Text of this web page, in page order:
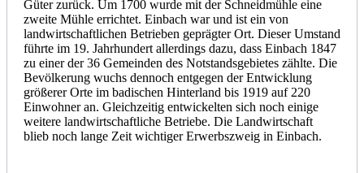
Güter zurück. Um 1700 wurde mit der Schneidmühle eine
zweite Mühle errichtet. Einbach war und ist ein von
landwirtschaftlichen Betrieben geprägter Ort. Dieser Umstand
führte im 19. Jahrhundert allerdings dazu, dass Einbach 1847
zu einer der 36 Gemeinden des Notstandsgebietes zählte. Die
Bevölkerung wuchs dennoch entgegen der Entwicklung
größerer Orte im badischen Hinterland bis 1919 auf 220
Einwohner an. Gleichzeitig entwickelten sich noch einige
weitere landwirtschaftliche Betriebe. Die Landwirtschaft
blieb noch lange Zeit wichtiger Erwerbszweig in Einbach.